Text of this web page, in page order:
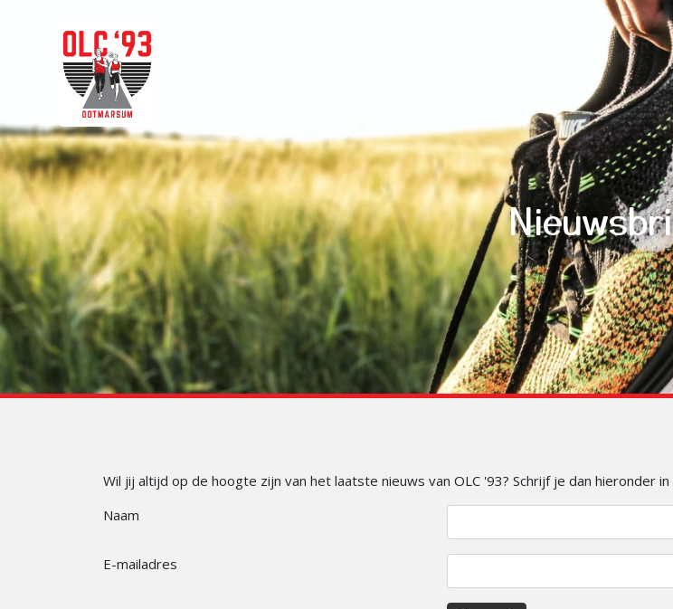
Wil jij altijd op de hoogte zijn van het laatste nieuws van OLC '93? Schrijf je dan hieronder
Naam
E-mailadres